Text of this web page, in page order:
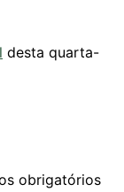
desta quarta-
obrigatórios